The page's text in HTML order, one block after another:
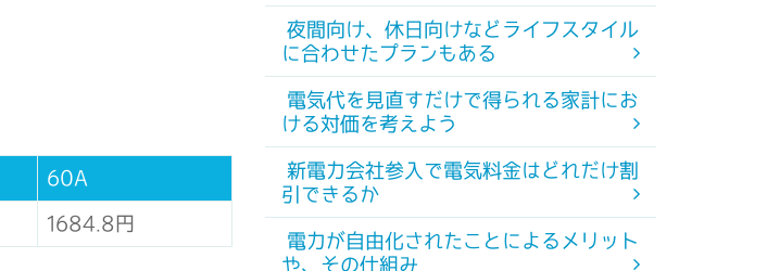
60A
1684.8円
夜間向け、休日向けなどライフスタイル
に合わせたプランもある
電気代を見直すだけで得られる家計にお
ける対価を考えよう
新電力会社参入で電気料金はどれだけ割
引できるか
電力が自由化されたことによるメリット
や、その仕組み